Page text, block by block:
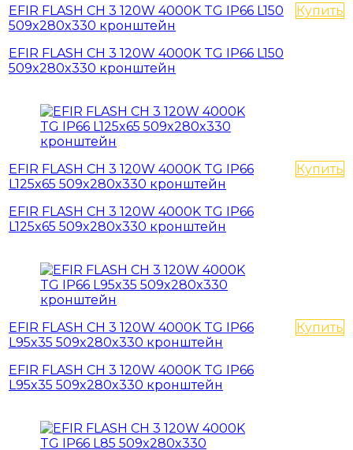
EFIR FLASH СН 3 120W 4000K TG IР66 L150
509x280x330 кронштейн
EFIR FLASH СН 3 120W 4000K TG IР66 L150
509x280x330 кронштейн
Купить
EFIR FLASH СН 3 120W 4000K TG IР66
L125x65 509x280x330 кронштейн
EFIR FLASH СН 3 120W 4000K TG IР66
L125x65 509x280x330 кронштейн
Купить
EFIR FLASH СН 3 120W 4000K TG IР66
L95x35 509x280x330 кронштейн
EFIR FLASH СН 3 120W 4000K TG IР66
L95x35 509x280x330 кронштейн
Купить